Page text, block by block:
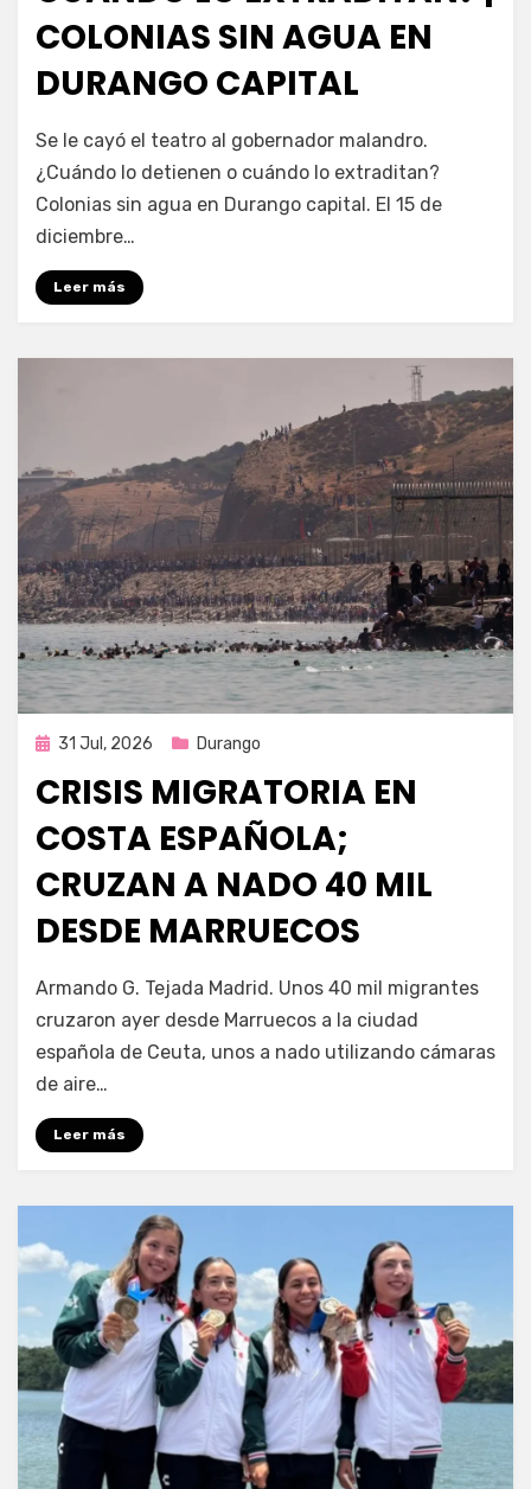
COLONIAS SIN AGUA EN
DURANGO CAPITAL
por Fernando Miranda Servín
Se le cayó el teatro al gobernador malandro.
¿Cuándo lo detienen o cuándo lo extraditan?
Colonias sin agua en Durango capital. El 15 de
diciembre…
Leer más
Publicada
31 Jul, 2026 Durango
CRISIS MIGRATORIA EN
COSTA ESPAÑOLA;
CRUZAN A NADO 40 MIL
DESDE MARRUECOS
Fernando Miranda Servín
Armando G. Tejada Madrid. Unos 40 mil migrantes
cruzaron ayer desde Marruecos a la ciudad
española de Ceuta, unos a nado utilizando cámaras
de aire…
Leer más